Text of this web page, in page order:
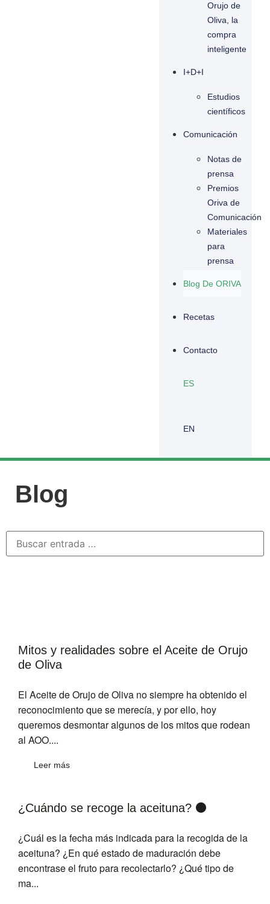
Orujo de
Oliva, la
compra
inteligente
I+D+I
Estudios
científicos
Comunicación
Notas de
prensa
Premios
Oriva de
Comunicación
Materiales
para
prensa
Blog De ORIVA
Recetas
Contacto
ES
EN
Blog
Mitos y realidades sobre el Aceite de Orujo
de Oliva
El Aceite de Orujo de Oliva no siempre ha obtenido el
reconocimiento que se merecía, y por ello, hoy
queremos desmontar algunos de los mitos que rodean
al AOO....
Leer más
¿Cuándo se recoge la aceituna? ⚫
¿Cuál es la fecha más indicada para la recogida de la
aceituna? ¿En qué estado de maduración debe
encontrase el fruto para recolectarlo? ¿Qué tipo de
ma...